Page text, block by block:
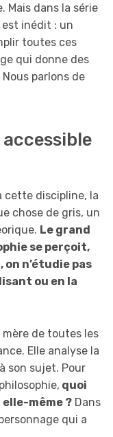
Mais dans la série
inédit : un
toutes ces
qui donne des
parlons de
cette discipline, la
chose de gris, un
Le grand
se perçoit,
on n’étudie pas
ou en la
mère de toutes les
Elle analyse la
son sujet. Pour
quoi
elle-même ? Dans
qui a